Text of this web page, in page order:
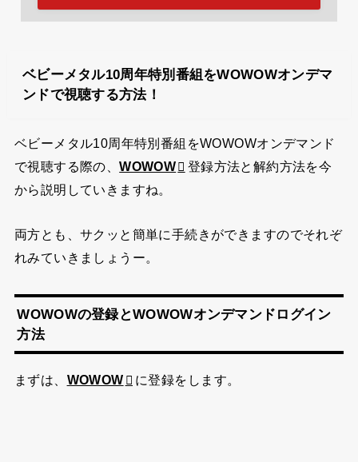
ベビーメタル10周年特別番組をWOWOWオンデマ
ンドで視聴する方法！
ベビーメタル10周年特別番組をWOWOWオンデマンド
で視聴する際の、WOWOW
登録方法と解約方法を今
から説明していきますね。
両方とも、サクッと簡単に手続きができますのでそれぞ
れみていきましょうー。
WOWOWの登録とWOWOWオンデマンドログイン
方法
まずは、 WOWOW に登録をします。